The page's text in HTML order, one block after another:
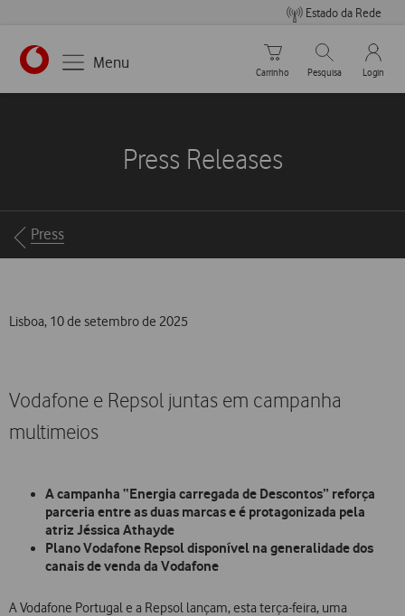
Estado da Rede
https://www.vodafone.pt
Menu
Carrinho de compras
Carrinho
Pesquisar
Pesquisa
My
Login
Press Releases
Breadcrumbs
Press
Lisboa, 10 de setembro de 2025
Vodafone e Repsol juntas em campanha
multimeios
A campanha “Energia carregada de Descontos” reforça
parceria entre as duas marcas e é protagonizada pela
atriz Jéssica Athayde
Plano Vodafone Repsol disponível na generalidade dos
canais de venda da Vodafone
A Vodafone Portugal e a Repsol lançam, esta terça-feira, uma